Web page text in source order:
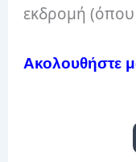
εκδρομή (όπου
Aκολουθήστε